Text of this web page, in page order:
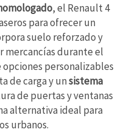
, el Renault 4
para ofrecer un
suelo reforzado y
mercancías durante el
personalizables
de carga y unsistema
de puertas y ventanas
alternativa ideal para
urbanos.